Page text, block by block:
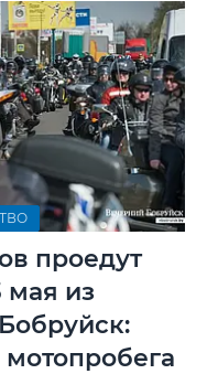
проедут
мая из